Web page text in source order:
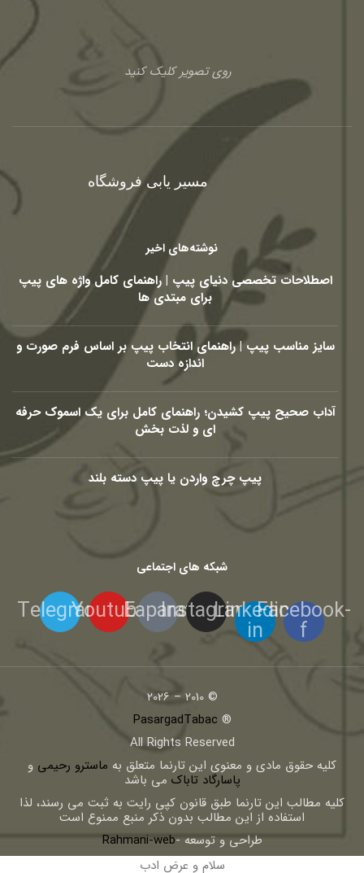
روی تصویر کلیک کنید
مسیر یابی فروشگاه
نوشته‌های اخیر
اصطلاحات تخصصی دنیای پیپ | راهنمای کامل واژه های پیپ
برای مبتدی ها
سایز مناسب پیپ | راهنمای انتخاب پیپ بر اساس فرم صورت و
اندازه دست
آداب صحیح پیپ کشیدن؛ راهنمای کامل برای یک اسموک حرفه
ای و لذت بخش
پیپ چرچ واردن یا پیپ دسته بلند
شبکه های اجتماعی
Facebook-
f
Linkedin-
in
Instagram
Eaparat
Youtube
Telegram
© 2010 – 2026
®
PasargadTabac
All Rights Reserved
كليه حقوق مادی و معنوی اين تارنما متعلق به ماسترو رحیمی و
پاسارگاد تاباک می باشد
کلیه مطالب این تارنما طبق قانون کپی رایت به ثبت می رسند، لذا
استفاده از این مطالب بدون ذکر منبع ممنوع است
طراحی و توسعه -Rahmani-web
سلام و عرض ادب